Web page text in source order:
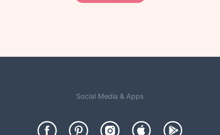
Social Media & Apps